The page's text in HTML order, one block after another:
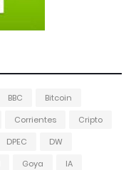
BBC
Bitcoin
Corrientes
Cripto
DPEC
DW
Goya
IA